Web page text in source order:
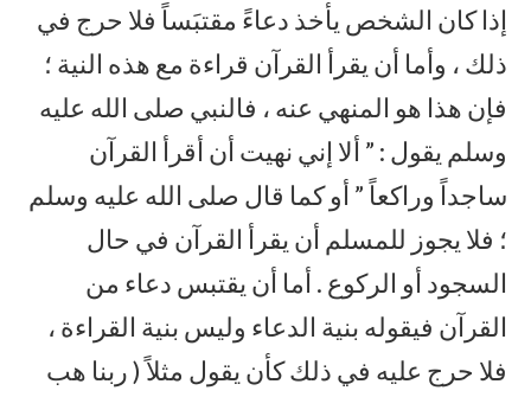
إذا كان الشخص يأخذ دعاءً مقتبَساً فلا حرج في
ذلك ، وأما أن يقرأ القرآن قراءة مع هذه النية ؛
فإن هذا هو المنهي عنه ، فالنبي صلى الله عليه
وسلم يقول : ” ألا إني نهيت أن أقرأ القرآن
ساجداً وراكعاً ” أو كما قال صلى الله عليه وسلم
؛ فلا يجوز للمسلم أن يقرأ القرآن في حال
السجود أو الركوع . أما أن يقتبس دعاء من
القرآن فيقوله بنية الدعاء وليس بنية القراءة ،
فلا حرج عليه في ذلك كأن يقول مثلاً ( ربنا هب